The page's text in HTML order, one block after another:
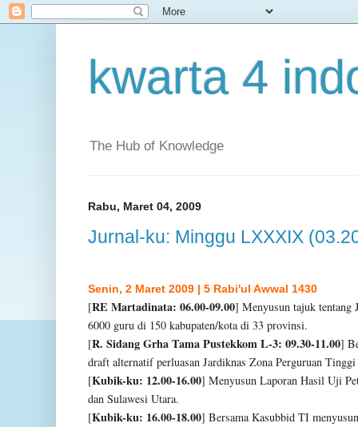
kwarta 4
The Hub of Knowledge
Rabu, Maret 04, 2009
Jurnal-ku: Minggu LXXXIX
Senin, 2 Maret 2009 | 5 Rabi'ul Awwal 1430
[RE Martadinata: 06.00-09.00] Menyusun tajuk tentang
6000 guru di 150 kabupaten/kota di 33 provinsi.
[R. Sidang Grha Tama Pustekkom L-3: 09.30-11.00]
draft alternatif perluasan Jardiknas Zona Perguruan Tinggi
[Kubik-ku: 12.00-16.00] Menyusun Laporan Hasil Uji
dan Sulawesi Utara.
[Kubik-ku: 16.00-18.00] Bersama Kasubbid TI